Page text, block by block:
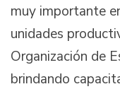
muy importante
unidades
Organización de
brindando